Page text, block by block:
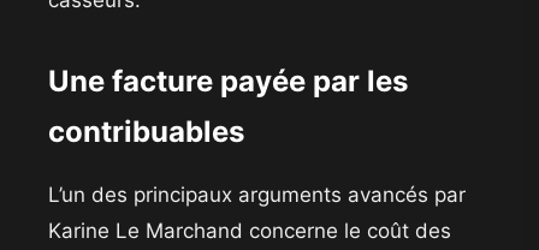
Une facture payée par les
contribuables
L’un des principaux arguments avancés par
Karine Le Marchand concerne le coût des